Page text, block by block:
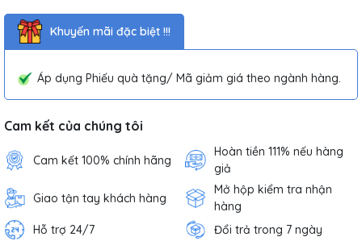
Khuyến mãi đặc biệt !!!
Áp dụng Phiếu quà tặng/ Mã giảm giá theo ngành hàng.
Cam kết của chúng tôi
Cam kết 100% chính hãng
Hoàn tiền 111% nếu hàng
giả
Giao tận tay khách hàng
Mở hộp kiểm tra nhận
hàng
Hỗ trợ 24/7
Đổi trả trong 7 ngày